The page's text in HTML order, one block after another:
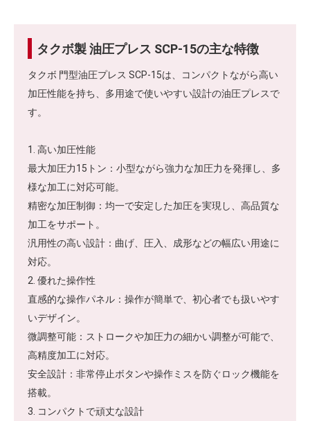
タクボ製 油圧プレス SCP-15の主な特徴
タクボ 門型油圧プレス SCP-15は、コンパクトながら高い
加圧性能を持ち、多用途で使いやすい設計の油圧プレスで
す。
1. 高い加圧性能
最大加圧力15トン：小型ながら強力な加圧力を発揮し、多
様な加工に対応可能。
精密な加圧制御：均一で安定した加圧を実現し、高品質な
加工をサポート。
汎用性の高い設計：曲げ、圧入、成形などの幅広い用途に
対応。
2. 優れた操作性
直感的な操作パネル：操作が簡単で、初心者でも扱いやす
いデザイン。
微調整可能：ストロークや加圧力の細かい調整が可能で、
高精度加工に対応。
安全設計：非常停止ボタンや操作ミスを防ぐロック機能を
搭載。
3. コンパクトで頑丈な設計